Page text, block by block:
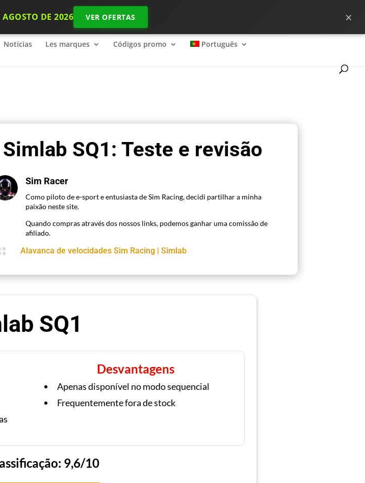
AGOSTO DE 2026 VER OFERTAS ×
SimRacing: Qual é o equipamento necessário para começar bem no ?
Notícias Les marques Códigos promo Português
Simlab SQ1: Teste e revisão
Sim Racer
Como piloto de e-sport e entusiasta de Sim Racing, decidi partilhar a minha
paixão neste site.
Quando compras através dos nossos links, podemos ganhar uma comissão de
afiliado.
Alavanca de velocidades Sim Racing |Simlab
SQ1
Desvantagens
Apenas disponível no modo sequencial
Frequentemente fora de stock
9,6/10